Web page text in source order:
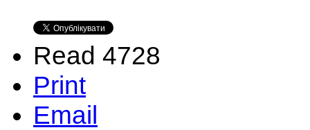
Read 4728
Print
Email